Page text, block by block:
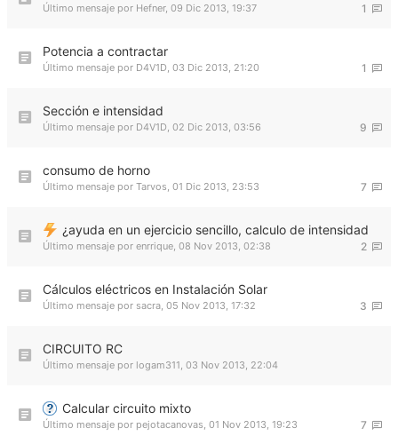
1
Último mensaje por Hefner, 09 Dic 2013, 19:37
Potencia a contractar
1
Último mensaje por D4V1D, 03 Dic 2013, 21:20
Sección e intensidad
9
Último mensaje por D4V1D, 02 Dic 2013, 03:56
consumo de horno
7
Último mensaje por Tarvos, 01 Dic 2013, 23:53
¿ayuda en un ejercicio sencillo, calculo de intensidad
2
Último mensaje por enrrique, 08 Nov 2013, 02:38
Cálculos eléctricos en Instalación Solar
3
Último mensaje por sacra, 05 Nov 2013, 17:32
CIRCUITO RC
Último mensaje por logam311, 03 Nov 2013, 22:04
Calcular circuito mixto
7
Último mensaje por pejotacanovas, 01 Nov 2013, 19:23